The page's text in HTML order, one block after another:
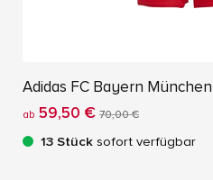
Adidas FC Bayern
ab 59,50 € 70,00 €
13 Stück sofort verfügbar